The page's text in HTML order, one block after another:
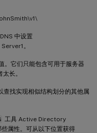
中设置
。
。它们只能包含可用于服务器
长。
查找实现相似结构划分的其他属
工具 Active Directory
属性。可从以下位置获得